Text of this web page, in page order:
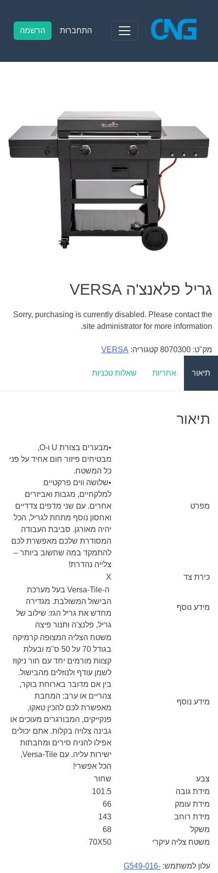
content
התחברות הרשמה
גריל פלאנצ'ה VERSA
Sorry, purchasing is currently disabled. Please contact the
site administrator for more information.
מק"ט: 8070300 קטגוריה: VERSA
תיאור אחריות שאלות טכניות
תיאור
מפרט
•מבערים בצורת U ו-O,
מבטיחים פיזור חום אחיד על פני
כל המשטח.
•שלושה ווים פרקטיים
למלקחיים, מגבות ואביזרים
אחרים. עם שני מדפים צדדיים
ואחסון נוסף מתחת לגריל, הכל
יהיה מאורגן. סביבת העבודה
המסודרת שלכם מאפשרת לכם
להתמקד במה שחשוב ביותר –
צלייה נהדרת!
כירת צד
X
מידע נוסף
ה-Versa-Tile בעל מערכת
הבישול המשולבת. מגדירה
מחדש את גריל הגז: שילוב של
גריל, פלנצ'ה ותנור פיצה
מידע נוסף
משטח הצליה המצופה קרמיקה
בגודל 70 על 50 ס"מ ובעלת
קצוות מורמים יחד עם חור ניקוז
לשמן עודף ולנוזלים מהבישול.
בין אם מדובר בארוחת בוקר,
צהריים או ערב: המחבת
מאפשרת לכם להכין טאקו,
פנקייקים, המבורגרים מעוכים או
גבינה צלויה בקלות. אתם יכולים
אפילו להניח סירים ומחבתות
ישירות עליה. עם Versa-Tile,
הכל אפשרי!
צבע
שחור
מידת גובה
101.5
מידת עומק
66
מידת רוחב
143
משקל
68
משטח צליה עיקרי
70X50
עלון למשתמש: G549-016-